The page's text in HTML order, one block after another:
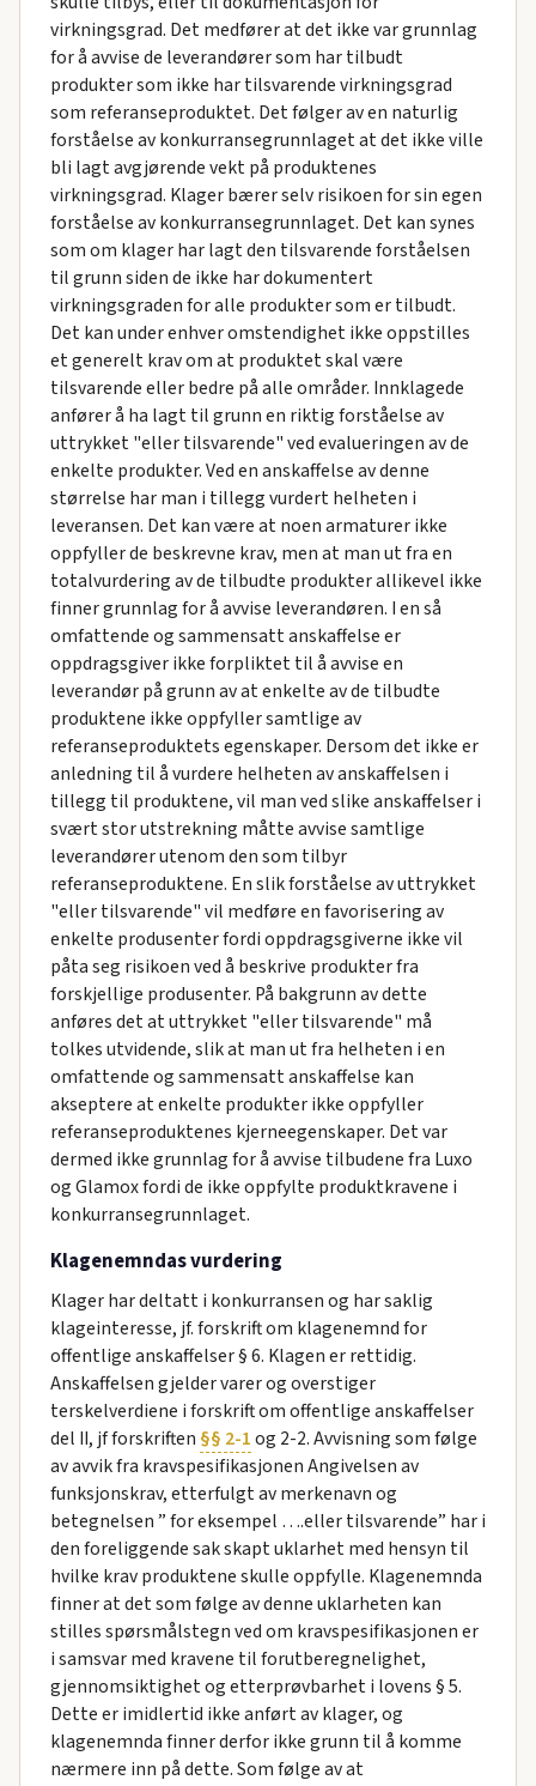
virkningsgrad. Det medfører at det ikke var grunnlag
for å avvise de leverandører som har tilbudt
produkter som ikke har tilsvarende virkningsgrad
som referanseproduktet. Det følger av en naturlig
forståelse av konkurransegrunnlaget at det ikke ville
bli lagt avgjørende vekt på produktenes
virkningsgrad. Klager bærer selv risikoen for sin egen
forståelse av konkurransegrunnlaget. Det kan synes
som om klager har lagt den tilsvarende forståelsen
til grunn siden de ikke har dokumentert
virkningsgraden for alle produkter som er tilbudt.
Det kan under enhver omstendighet ikke oppstilles
et generelt krav om at produktet skal være
tilsvarende eller bedre på alle områder. Innklagede
anfører å ha lagt til grunn en riktig forståelse av
uttrykket "eller tilsvarende" ved evalueringen av de
enkelte produkter. Ved en anskaffelse av denne
størrelse har man i tillegg vurdert helheten i
leveransen. Det kan være at noen armaturer ikke
oppfyller de beskrevne krav, men at man ut fra en
totalvurdering av de tilbudte produkter allikevel ikke
finner grunnlag for å avvise leverandøren. I en så
omfattende og sammensatt anskaffelse er
oppdragsgiver ikke forpliktet til å avvise en
leverandør på grunn av at enkelte av de tilbudte
produktene ikke oppfyller samtlige av
referanseproduktets egenskaper. Dersom det ikke er
anledning til å vurdere helheten av anskaffelsen i
tillegg til produktene, vil man ved slike anskaffelser i
svært stor utstrekning måtte avvise samtlige
leverandører utenom den som tilbyr
referanseproduktene. En slik forståelse av uttrykket
"eller tilsvarende" vil medføre en favorisering av
enkelte produsenter fordi oppdragsgiverne ikke vil
påta seg risikoen ved å beskrive produkter fra
forskjellige produsenter. På bakgrunn av dette
anføres det at uttrykket "eller tilsvarende" må
tolkes utvidende, slik at man ut fra helheten i en
omfattende og sammensatt anskaffelse kan
akseptere at enkelte produkter ikke oppfyller
referanseproduktenes kjerneegenskaper. Det var
dermed ikke grunnlag for å avvise tilbudene fra Luxo
og Glamox fordi de ikke oppfylte produktkravene i
konkurransegrunnlaget.
Klagenemndas vurdering
Klager har deltatt i konkurransen og har saklig
klageinteresse, jf. forskrift om klagenemnd for
offentlige anskaffelser § 6. Klagen er rettidig.
Anskaffelsen gjelder varer og overstiger
terskelverdiene i forskrift om offentlige anskaffelser
del II, jf forskriften §§ 2-1og 2-2. Avvisning som følge
av avvik fra kravspesifikasjonen Angivelsen av
funksjonskrav, etterfulgt av merkenavn og
betegnelsen ” for eksempel ….eller tilsvarende” har i
den foreliggende sak skapt uklarhet med hensyn til
hvilke krav produktene skulle oppfylle. Klagenemnda
finner at det som følge av denne uklarheten kan
stilles spørsmålstegn ved om kravspesifikasjonen er
i samsvar med kravene til forutberegnelighet,
gjennomsiktighet og etterprøvbarhet i lovens § 5.
Dette er imidlertid ikke anført av klager, og
klagenemnda finner derfor ikke grunn til å komme
nærmere inn på dette. Som følge av at